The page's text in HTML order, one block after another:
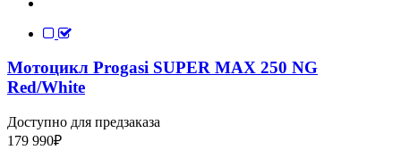
Мотоцикл Progasi SUPER MAX 250 NG
Red/White
Доступно для предзаказа
179 990₽